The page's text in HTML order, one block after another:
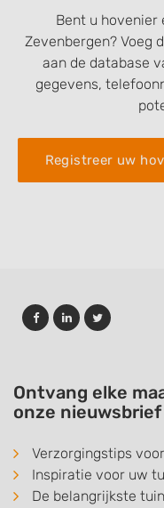
Bent u hovenier
Zevenbergen? Voeg
aan de database
gegevens,
Registreer uw
Ontvang elke
onze nieuwsbrief
Verzorgingstips
Inspiratie voor uw
De belangrijkste